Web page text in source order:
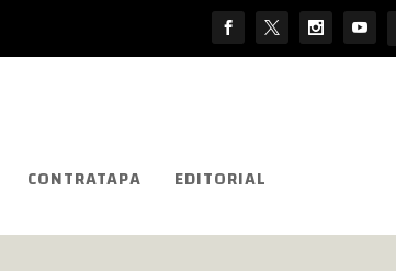
CONTRATAPA EDITORIAL